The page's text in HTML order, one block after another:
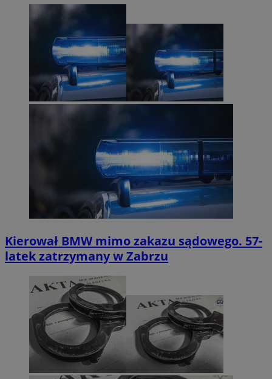
Kierował BMW mimo zakazu sądowego. 57-
latek zatrzymany w Zabrzu